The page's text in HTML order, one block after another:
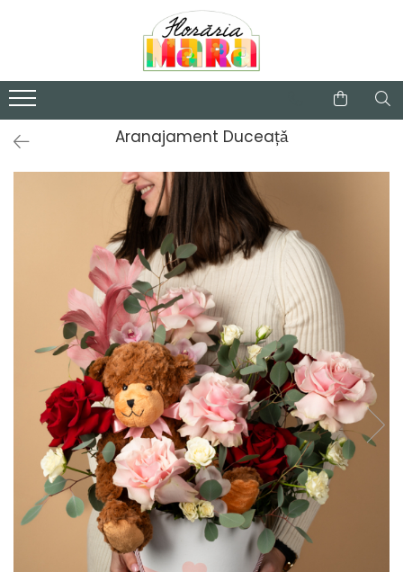
Buchete de flori
Valentine's Day
Aranjamente florale
Trandafiri criogenati
Plante de apartament
Aranajament Duceațǎ